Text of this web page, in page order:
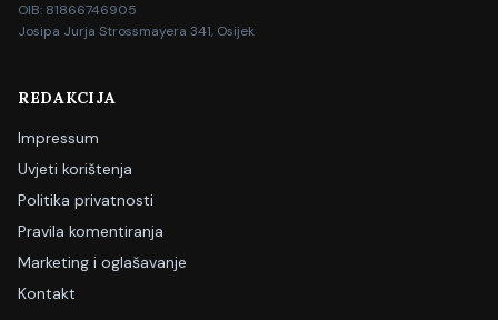
OIB: 81866746905
Josipa Jurja Strossmayera 341, Osijek
REDAKCIJA
Impressum
Uvjeti korištenja
Politika privatnosti
Pravila komentiranja
Marketing i oglašavanje
Kontakt